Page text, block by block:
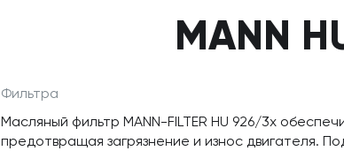
MANN
Фильтра
Масляный фильтр MANN-FILTER HU 926/3x
предотвращая загрязнение и износ двигателя.